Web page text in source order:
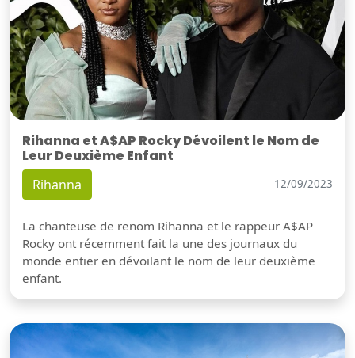
Rihanna et A$AP Rocky Dévoilent le Nom de
Leur Deuxième Enfant
Rihanna 12/09/2023
La chanteuse de renom Rihanna et le rappeur A$AP
Rocky ont récemment fait la une des journaux du
monde entier en dévoilant le nom de leur deuxième
enfant.